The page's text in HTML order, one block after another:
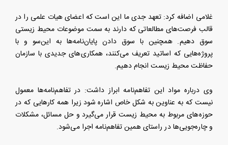
غلامی اضافه کرد: تعهد جدی ما این است که اعضای هیات علمی را در
قالب فرصت‌های مطالعاتی که دارند به سمت موضوعات محیط زیستی
سوق دهیم. همچنین با سوق دادن پایان‌نامه‌ها به این‌سو و با
پروژه‌هایی که اساتید تعریف می‌کنند، همکاری‌های جدیدی با سازمان
حفاظت محیط زیست انجام دهیم.
وی درباره مواد این تفاهم‌نامه ابراز داشت: در تفاهم‌نامه‌ها معمول
نیست که به عناوین به شکل خاص اشاره شود زیرا همه کارهایی که در
حوزه‌های مربوط به محیط زیست قرار می‌گیرد و حل مسائل، مشکلات
و چاره‌جویی‌ها در راستای همین تفاهم‌نامه اجرا می‌شود.